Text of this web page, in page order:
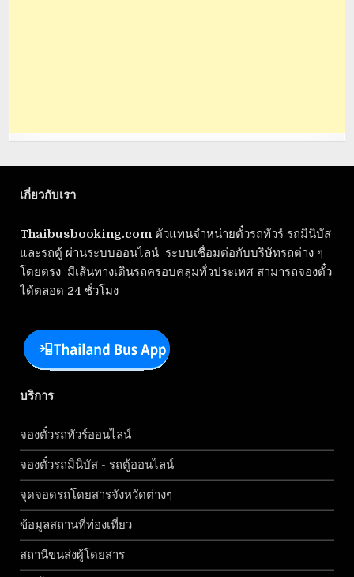
เกี่ยวกับเรา
Thaibusbooking.com ตัวแทนจำหน่ายตั๋วรถทัวร์ รถมินิบัส
และรถตู้ ผ่านระบบออนไลน์ ระบบเชื่อมต่อกับบริษัทรถต่าง ๆ
โดยตรง มีเส้นทางเดินรถครอบคลุมทั่วประเทศ สามารถจองตั๋ว
ได้ตลอด 24 ชั่วโมง
บริการ
จองตั๋วรถทัวร์ออนไลน์
จองตั๋วรถมินิบัส - รถตู้ออนไลน์
จุดจอดรถโดยสารจังหวัดต่างๆ
ข้อมูลสถานที่ท่องเที่ยว
สถานีขนส่งผู้โดยสาร